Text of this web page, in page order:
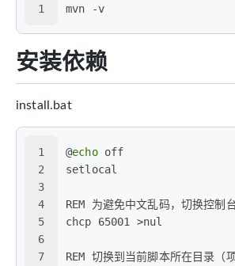
1 mvn -v
安装依赖
install.bat
1
2
3
4
5
6
7
@echo off
setlocal
REM 为避免中文乱码，切换控制
chcp 65001 >nul
REM 切换到当前脚本所在目录（